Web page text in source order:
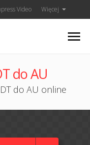
Video Więcej
do AU
do AU online